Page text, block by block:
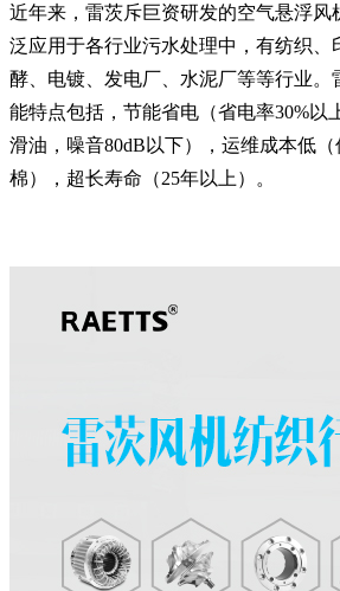
近年来，雷茨斥巨资研发的空气悬浮风
泛应用于各行业污水处理中，有纺织、
酵、电镀、发电厂、水泥厂等等行业。
能特点包括，节能省电（省电率30%以
滑油，噪音80dB以下），运维成本低
棉），超长寿命（25年以上）。